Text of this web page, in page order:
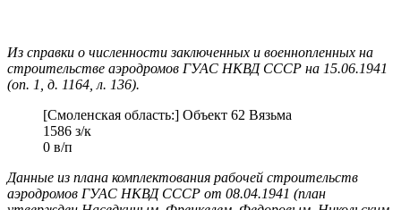
Из справки о численности заключенных и военнопленных на
строительстве аэродромов ГУАС НКВД СССР на 15.06.1941
(оп. 1, д. 1164, л. 136).
[Смоленская область:] Объект 62 Вязьма
1586 з/к
0 в/п
Данные из плана комплектования рабочей строительств
аэродромов ГУАС НКВД СССР от 08.04.1941 (план